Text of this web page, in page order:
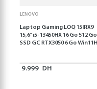
LENOVO
Laptop Gaming LOQ 15IRX9
15,6'' i5-13450HX 16 Go 512 Go
SSD GC RTX3050 6 Go Win11H
9.999 DH